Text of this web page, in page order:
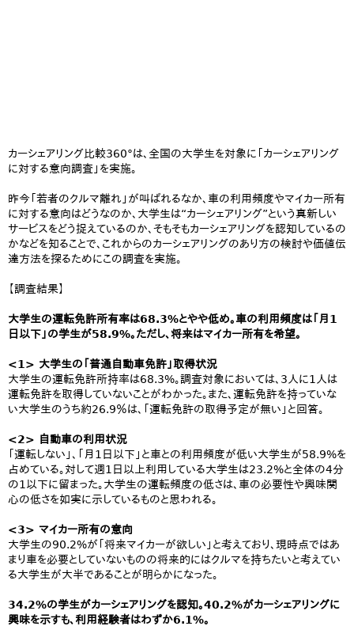
カーシェアリング比較360°は、全国の大学生を対象に「カーシェアリング
に対する意向調査」を実施。
昨今「若者のクルマ離れ」が叫ばれるなか、車の利用頻度やマイカー所有
に対する意向はどうなのか、大学生は“カーシェアリング”という真新しい
サービスをどう捉えているのか、そもそもカーシェアリングを認知しているの
かなどを知ることで、これからのカーシェアリングのあり方の検討や価値伝
達方法を探るためにこの調査を実施。
【調査結果】
大学生の運転免許所有率は68.3%とやや低め。車の利用頻度は「月1
日以下」の学生が58.9%。ただし、将来はマイカー所有を希望。
<1> 大学生の「普通自動車免許」取得状況
大学生の運転免許所持率は68.3%。調査対象においては、3人に1人は
運転免許を取得していないことがわかった。また、運転免許を持っていな
い大学生のうち約26.9％は、「運転免許の取得予定が無い」と回答。
<2> 自動車の利用状況
「運転しない」、「月1日以下」と車との利用頻度が低い大学生が58.9%を
占めている。対して週1日以上利用している大学生は23.2%と全体の4分
の1以下に留まった。大学生の運転頻度の低さは、車の必要性や興味関
心の低さを如実に示しているものと思われる。
<3> マイカー所有の意向
大学生の90.2%が「将来マイカーが欲しい」と考えており、現時点ではあ
まり車を必要としていないものの将来的にはクルマを持ちたいと考えてい
る大学生が大半であることが明らかになった。
34.2%の学生がカーシェアリングを認知。40.2%がカーシェアリングに
興味を示すも、利用経験者はわずか6.1%。